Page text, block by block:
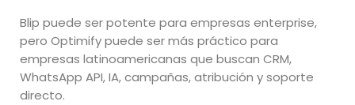
Blip puede ser potente para empresas enterprise,
pero Optimify puede ser más práctico para
empresas latinoamericanas que buscan CRM,
WhatsApp API, IA, campañas, atribución y soporte
directo.